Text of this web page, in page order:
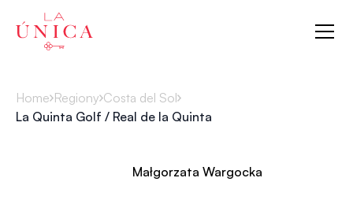
La Única
Home Regiony Costa del Sol
La Quinta Golf / Real de la Quinta
Małgorzata Wargocka